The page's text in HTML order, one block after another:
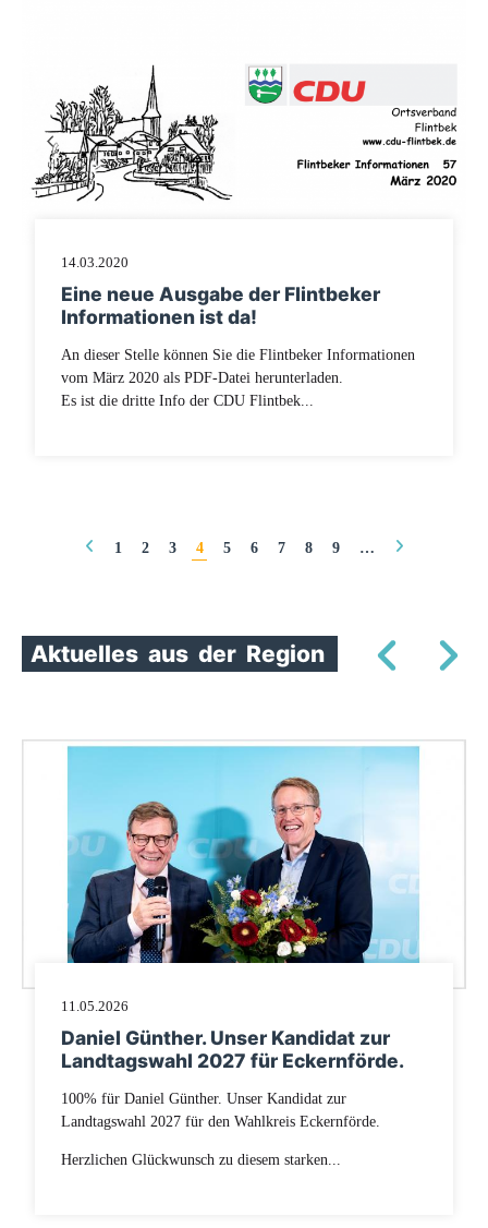
14.03.2020
Eine neue Ausgabe der Flintbeker
Informationen ist da!
An dieser Stelle können Sie die Flintbeker Informationen
vom März 2020 als PDF-Datei herunterladen.
Es ist die dritte Info der CDU Flintbek...
Seiten1 2 3 4 5 6 7 8 9 …
Aktuelles aus der Region
11.05.2026
Daniel Günther. Unser Kandidat zur
Landtagswahl 2027 für Eckernförde.
100% für Daniel Günther. Unser Kandidat zur
Landtagswahl 2027 für den Wahlkreis Eckernförde.
Herzlichen Glückwunsch zu diesem starken...